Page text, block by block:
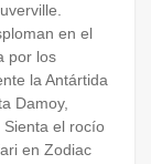
en el
por los
la Antártida
Damoy,
el rocío
en Zodiac